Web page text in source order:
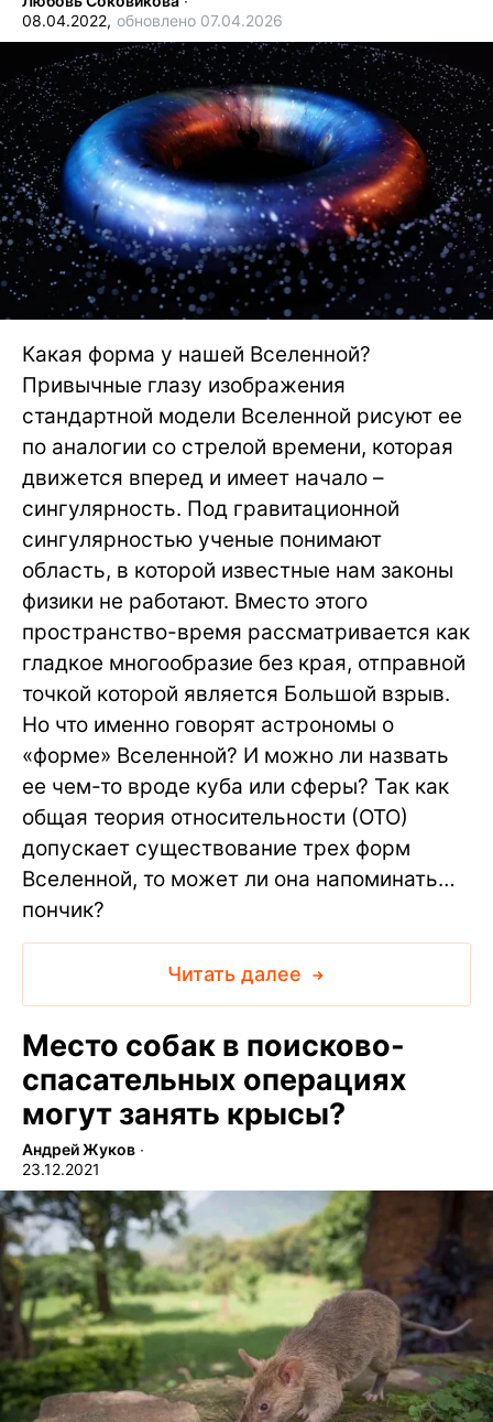
08.04.2022, обновлено 07.04.2026
Какая форма у нашей Вселенной?
Привычные глазу изображения
стандартной модели Вселенной рисуют ее
по аналогии со стрелой времени, которая
движется вперед и имеет начало –
сингулярность. Под гравитационной
сингулярностью ученые понимают
область, в которой известные нам законы
физики не работают. Вместо этого
пространство-время рассматривается как
гладкое многообразие без края, отправной
точкой которой является Большой взрыв.
Но что именно говорят астрономы о
«форме» Вселенной? И можно ли назвать
ее чем-то вроде куба или сферы? Так как
общая теория относительности (ОТО)
допускает существование трех форм
Вселенной, то может ли она напоминать…
пончик?
Читать далее
Место собак в поисково-
спасательных операциях
могут занять крысы?
Андрей Жуков ∙
23.12.2021